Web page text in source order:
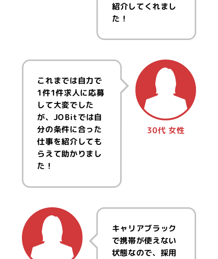
紹介してくれまし
た！
30代 女性
これまでは自力で
1件1件求人に応募
して大変でした
が、JOBitでは自
分の条件に合った
仕事を紹介しても
らえて助かりまし
た！
キャリアブラック
で携帯が使えない
状態なので、採用